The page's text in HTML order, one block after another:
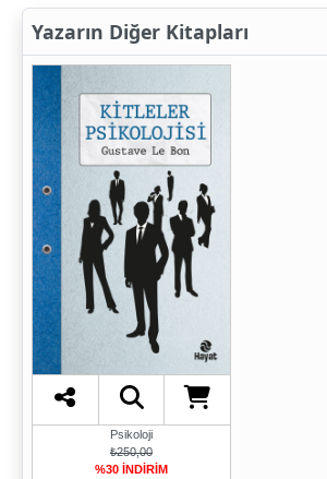
Yazarın Diğer Kitapları
Psikoloji
₺250,00
%30 İNDİRİM